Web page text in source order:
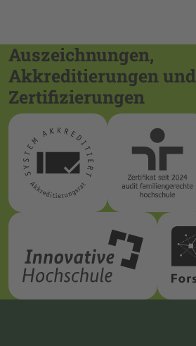
Auszeichnungen,
Akkreditierungen und
Zertifizierungen